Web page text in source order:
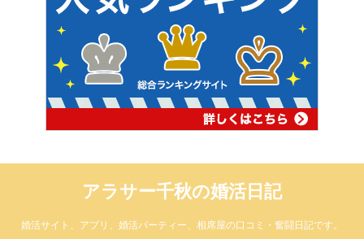
アラサー千秋の婚活日記
婚活サイト、アプリ、婚活パーティー、相席屋の口コミ・奮闘日記です。